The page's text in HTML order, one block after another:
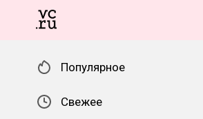
Популярное
Свежее